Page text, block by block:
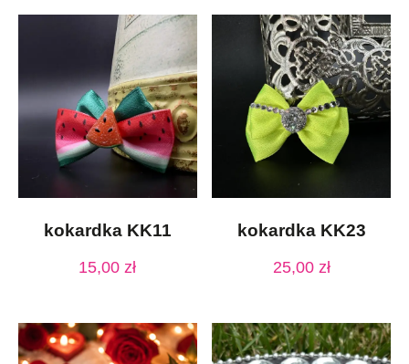
kokardka KK11
15,00zł
kokardka KK23
25,00 zł